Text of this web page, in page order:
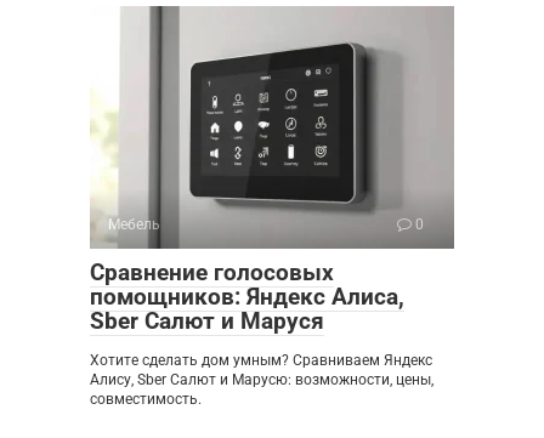
Мебель 0
Сравнение голосовых
помощников: Яндекс Алиса,
Sber Салют и Маруся
Хотите сделать дом умным? Сравниваем Яндекс
Алису, Sber Салют и Марусю: возможности, цены,
совместимость.